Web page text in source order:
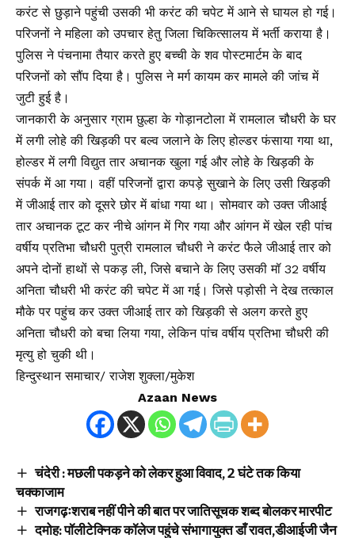
करंट से छुड़ाने पहुंची उसकी भी करंट की चपेट में आने से घायल हो गई।
परिजनों ने महिला को उपचार हेतु जिला चिकित्सालय में भर्ती कराया है।
पुलिस ने पंचनामा तैयार करते हुए बच्ची के शव पोस्टमार्टम के बाद
परिजनों को सौंप दिया है। पुलिस ने मर्ग कायम कर मामले की जांच में
जुटी हुई है।
जानकारी के अनुसार ग्राम छुल्हा के गोड़ानटोला में रामलाल चौधरी के घर
में लगी लोहे की खिड़की पर बल्व जलाने के लिए होल्डर फंसाया गया था,
होल्डर में लगी विद्युत तार अचानक खुला गई और लोहे के खिड़की के
संपर्क में आ गया। वहीं परिजनों द्वारा कपड़े सुखाने के लिए उसी खिड़की
में जीआई तार को दूसरे छोर में बांधा गया था। सोमवार को उक्त जीआई
तार अचानक टूट कर नीचे आंगन में गिर गया और आंगन में खेल रही पांच
वर्षीय प्रतिभा चौधरी पुत्री रामलाल चौधरी ने करंट फैले जीआई तार को
अपने दोनों हाथों से पकड़ ली, जिसे बचाने के लिए उसकी मॉ 32 वर्षीय
अनिता चौधरी भी करंट की चपेट में आ गई। जिसे पड़ोसी ने देख तत्काल
मौके पर पहुंच कर उक्त जीआई तार को खिड़की से अलग करते हुए
अनिता चौधरी को बचा लिया गया, लेकिन पांच वर्षीय प्रतिभा चौधरी की
मृत्यु हो चुकी थी।
हिन्दुस्थान समाचार/ राजेश शुक्ला/मुकेश
Azaan News
चंदेरी : मछली पकड़ने को लेकर हुआ विवाद, 2 घंटे तक किया
चक्काजाम
राजगढ़ःशराब नहीं पीने की बात पर जातिसूचक शब्द बोलकर मारपीट
दमोह: पॉलीटेक्निक कॉलेज पहुंचे संभागायुक्त डाँ रावत,डीआईजी जैन